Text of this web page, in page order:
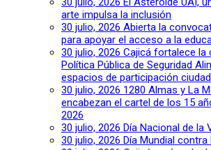
arte impulsa la inclusión
30 julio, 2026 Abierta la
para apoyar el acceso a la
30 julio, 2026 Cajicá fortalece la
Política Pública de Seguridad
espacios de participación
30 julio, 2026 1280 Almas y La
encabezan el cartel de los 15
2026
30 julio, 2026 Día Nacional de la
30 julio, 2026 Día Mundial